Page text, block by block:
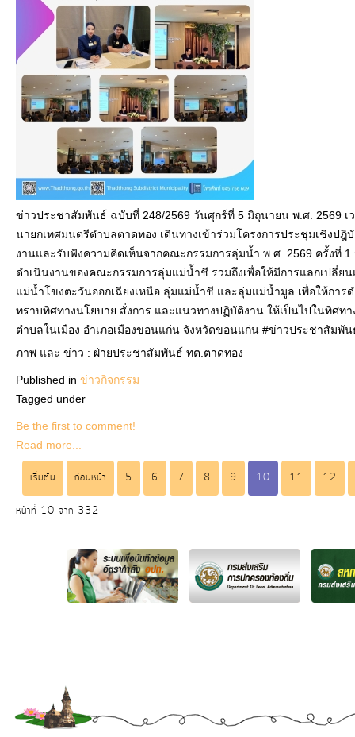
ข่าวประชาสัมพันธ์ ฉบับที่ 248/2569 วันศุกร์ที่ 5 มิถุนายน พ.ศ. 2569
นายกเทศมนตรีตำบลตาดทอง เดินทางเข้าร่วมโครงการประชุมเชิงป
งานและรับฟังความคิดเห็นจากคณะกรรมการลุ่มน้ำ พ.ศ. 2569 ครั้งที่
ดำเนินงานของคณะกรรมการลุ่มแม่น้ำชี รวมถึงเพื่อให้มีการแลกเปลี่ย
แม่น้ำโขงตะวันออกเฉียงเหนือ ลุ่มแม่น้ำชี และลุ่มแม่น้ำมูล เพื่อให้กา
ทราบทิศทางนโยบาย สั่งการ และแนวทางปฏิบัติงาน ให้เป็นไปในทิศ
ตำบลในเมือง อำเภอเมืองขอนแก่น จังหวัดขอนแก่น #ข่าวประชาสัมพั
ภาพ และ ข่าว : ฝ่ายประชาสัมพันธ์ ทต.ตาดทอง
Published in ข่าวกิจกรรม
Tagged under
Be the first to comment!
Read more...
เริ่มต้น ก่อนหน้า 5 6 7 8 9 10 11 12
หน้าที่ 10 จาก 332